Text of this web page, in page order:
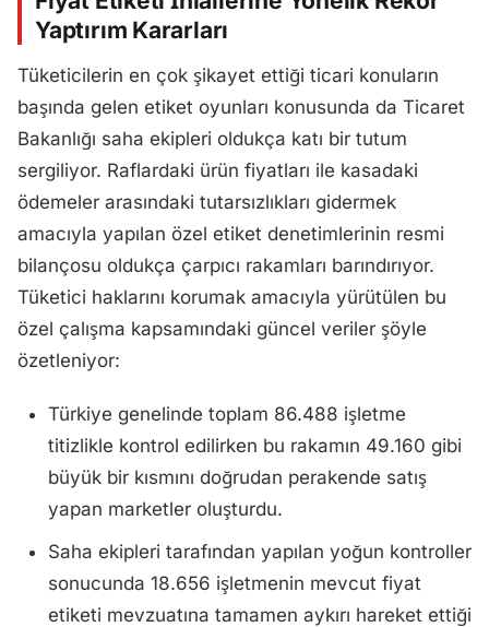
Yaptırım Kararları
Tüketicilerin en çok şikayet ettiği ticari konuların
başında gelen etiket oyunları konusunda da Ticaret
Bakanlığı saha ekipleri oldukça katı bir tutum
sergiliyor. Raflardaki ürün fiyatları ile kasadaki
ödemeler arasındaki tutarsızlıkları gidermek
amacıyla yapılan özel etiket denetimlerinin resmi
bilançosu oldukça çarpıcı rakamları barındırıyor.
Tüketici haklarını korumak amacıyla yürütülen bu
özel çalışma kapsamındaki güncel veriler şöyle
özetleniyor:
Türkiye genelinde toplam 86.488 işletme
titizlikle kontrol edilirken bu rakamın 49.160 gibi
büyük bir kısmını doğrudan perakende satış
yapan marketler oluşturdu.
Saha ekipleri tarafından yapılan yoğun kontroller
sonucunda 18.656 işletmenin mevcut fiyat
etiketi mevzuatına tamamen aykırı hareket ettiği